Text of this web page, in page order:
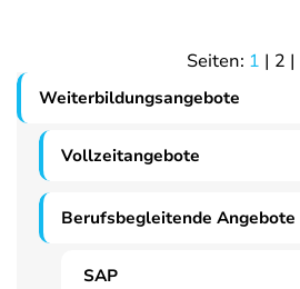
Seiten: 1 | 2 |
Weiterbildungsangebote
Vollzeitangebote
Berufsbegleitende Angebote
SAP